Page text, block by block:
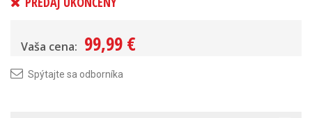
Vaša cena: 99,99 €
Spýtajte sa odborníka